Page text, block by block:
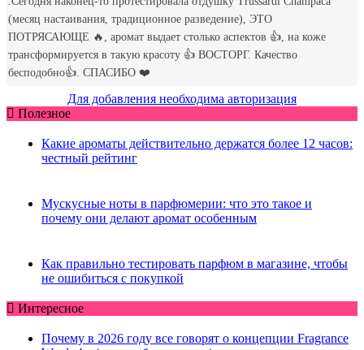
Для добавления необходима авторизация
Полезное
Какие ароматы действительно держатся более 12 часов:
честный рейтинг
Мускусные ноты в парфюмерии: что это такое и
почему они делают аромат особенным
Как правильно тестировать парфюм в магазине, чтобы
не ошибиться с покупкой
Интересное
Почему в 2026 году все говорят о концепции Fragrance